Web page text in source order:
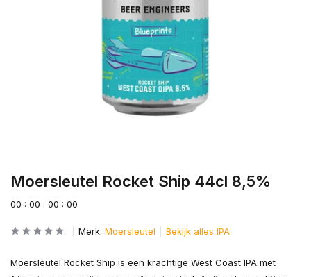
Moersleutel Rocket Ship 44cl 8,5%
00 : 00 : 00 : 00
Merk: Moersleutel Bekijk alles IPA
Moersleutel Rocket Ship is een krachtige West Coast IPA met